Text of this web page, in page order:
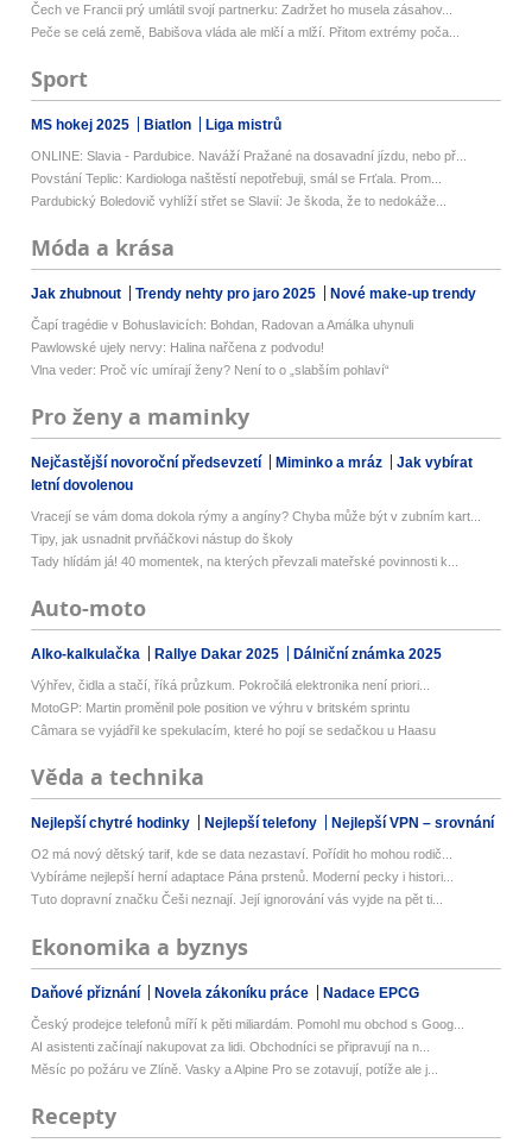
Čech ve Francii prý umlátil svojí partnerku: Zadržet ho musela zásahov...
Peče se celá země, Babišova vláda ale mlčí a mlží. Přitom extrémy poča...
Sport
MS hokej 2025 Biatlon Liga mistrů
ONLINE: Slavia - Pardubice. Naváží Pražané na dosavadní jízdu, nebo př...
Povstání Teplic: Kardiologa naštěstí nepotřebuji, smál se Frťala. Prom...
Pardubický Boledovič vyhlíží střet se Slavií: Je škoda, že to nedokáže...
Móda a krása
Jak zhubnout Trendy nehty pro jaro 2025 Nové make-up trendy
Čapí tragédie v Bohuslavicích: Bohdan, Radovan a Amálka uhynuli
Pawlowské ujely nervy: Halina nařčena z podvodu!
Vlna veder: Proč víc umírají ženy? Není to o „slabším pohlaví“
Pro ženy a maminky
Nejčastější novoroční předsevzetí Miminko a mráz
Jak vybírat
letní dovolenou
Vracejí se vám doma dokola rýmy a angíny? Chyba může být v zubním kart...
Tipy, jak usnadnit prvňáčkovi nástup do školy
Tady hlídám já! 40 momentek, na kterých převzali mateřské povinnosti k...
Auto-moto
Alko-kalkulačka Rallye Dakar 2025 Dálniční známka 2025
Výhřev, čidla a stačí, říká průzkum. Pokročilá elektronika není priori...
MotoGP: Martin proměnil pole position ve výhru v britském sprintu
Câmara se vyjádřil ke spekulacím, které ho pojí se sedačkou u Haasu
Věda a technika
Nejlepší chytré hodinky Nejlepší telefony Nejlepší VPN – srovnání
O2 má nový dětský tarif, kde se data nezastaví. Pořídit ho mohou rodič...
Vybíráme nejlepší herní adaptace Pána prstenů. Moderní pecky i histori...
Tuto dopravní značku Češi neznají. Její ignorování vás vyjde na pět ti...
Ekonomika a byznys
Daňové přiznání Novela zákoníku práce Nadace EPCG
Český prodejce telefonů míří k pěti miliardám. Pomohl mu obchod s Goog...
AI asistenti začínají nakupovat za lidi. Obchodníci se připravují na n...
Měsíc po požáru ve Zlíně. Vasky a Alpine Pro se zotavují, potíže ale j...
Recepty